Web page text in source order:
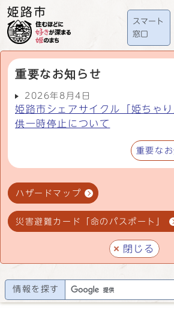
スマート
窓口
重要なお知らせ
2026年8月4日
姫路市シェアサイクル「姫ちゃ
供一時停止について
重要な
ハザードマップ
災害避難カード「命のパスポート」
閉じる
情報を探す